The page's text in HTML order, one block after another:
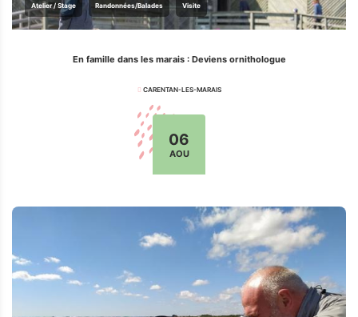
Atelier / Stage Randonnées/Balades Visite
En famille dans les marais : Deviens ornithologue
CARENTAN-LES-MARAIS
06
AOU